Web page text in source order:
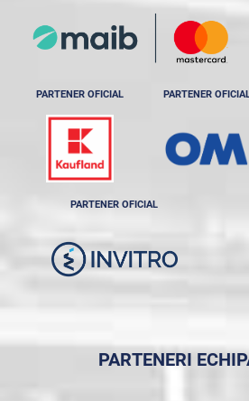
PARTENER OFICIAL PARTENER
PARTENER OFICIAL
PARTENERI